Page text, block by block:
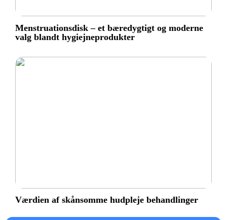
Menstruationsdisk – et bæredygtigt og moderne
valg blandt hygiejneprodukter
Værdien af skånsomme hudpleje behandlinger